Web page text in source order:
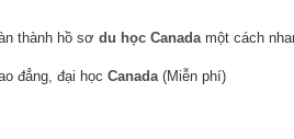
thành hồ sơ du học Canadamột cách
đẳng, đại học Canada(Miễn phí)